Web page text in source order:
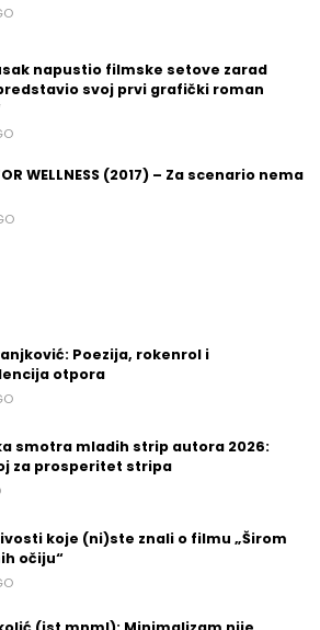
napustio filmske setove zarad
svoj prvi grafički roman
WELLNESS (2017) – Za scenario nema
Poezija, rokenrol i
otpora
smotra mladih strip autora 2026:
za prosperitet stripa
koje (ni)ste znali o filmu „Širom
očiju“